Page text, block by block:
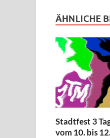
ÄHNLICHE
Stadtfest 3
vom 10. bis